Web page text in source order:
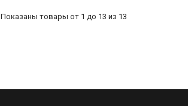
Показаны товары от 1 до 13 из 13